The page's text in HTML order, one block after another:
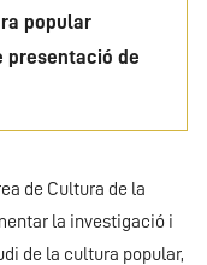
popular
presentació de
de Cultura de la
la investigació i
de la cultura popular,